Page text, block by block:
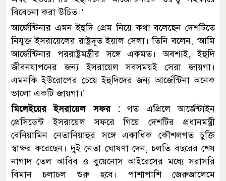
বিবেচনা করা উচিত।’
আর্জেন্টিনার এমন ইহুদি প্রেম নিয়ে কথা বলেছেন দেশটিতে
নিযুক্ত ইসরায়েলের রাষ্ট্রদূত ইয়াল সেলা। তিনি বলেন, ‘আমি
আর্জেন্টিনার পররাষ্ট্রমন্ত্রীর সঙ্গে একমত। অবশ্যই, ইহুদি
জীবনযাপনের জন্য ইসরায়েল সবসময়ই সেরা জায়গা।
এমনকি ইউরোপের চেয়ে ইহুদিদের জন্য আর্জেন্টিনা অনেক
ভালো একটি জায়গা।’
মিলেইয়ের ইসরায়েল সফর :গত এপ্রিলে আর্জেন্টাইন
প্রেসিডেন্ট ইসরায়েল সফরে গিয়ে দেশটির প্রধানমন্ত্রী
বেনিয়ামিন নেতানিয়াহুর সঙ্গে একাধিক কৌশলগত চুক্তি
স্বাক্ষর করেছেন। দুই নেতা ঘোষণা দেন, চলতি বছরের শেষ
নাগাদ তেল আবিব ও বুয়েনোস আইরেসের মধ্যে সরাসরি
বিমান চলাচল শুরু হবে। পাশাপাশি জেরুজালেমে